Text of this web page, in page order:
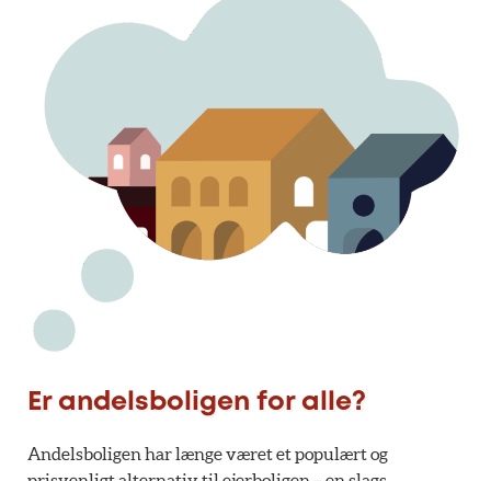
Er andelsboligen for alle?
Andelsboligen har længe været et populært og